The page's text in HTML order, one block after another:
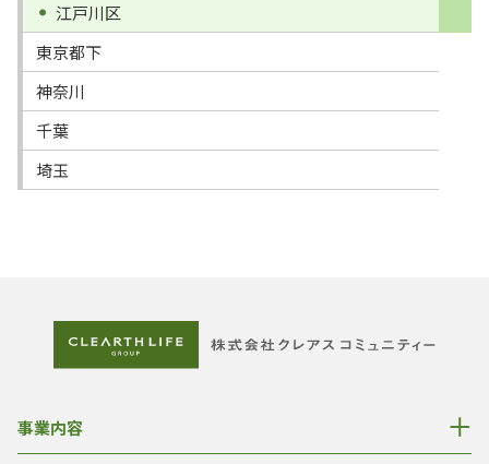
江戸川区
東京都下
神奈川
千葉
埼玉
事業内容